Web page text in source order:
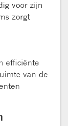
voor zijn
zorgt
efficiënte
van de